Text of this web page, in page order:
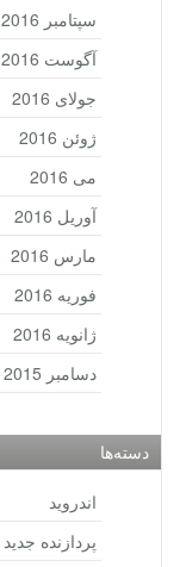
سپتامبر 2016
آگوست 2016
جولای 2016
ژوئن 2016
می 2016
آوریل 2016
مارس 2016
فوریه 2016
ژانویه 2016
دسامبر 2015
دسته‌ها
اندروید
پردازنده جدید